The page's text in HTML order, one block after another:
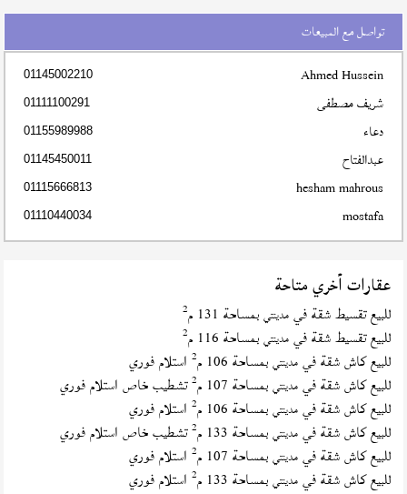
تواصل مع المبيعات
Ahmed Hussein
01145002210
شريف مصطفى 01111100291
دعاء 01155989988
عبدالفتاح 01145450011
hesham mahrous
01115666813
mostafa
01110440034
عقارات أخري متاحة
للبيع تقسيط شقة فيمدينتي بمساحة 131 م 2
للبيع تقسيط شقة فيمدينتي بمساحة 116 م 2
للبيع كاش شقة فيمدينتي بمساحة 106 م 2 استلام فوري
للبيع كاش شقة فيمدينتي بمساحة 107 م 2تشطيب خاص استلام فوري
للبيع كاش شقة فيمدينتي بمساحة 106 م 2 استلام فوري
للبيع كاش شقة فيمدينتي بمساحة 133 م 2تشطيب خاص استلام فوري
للبيع كاش شقة فيمدينتي بمساحة 107 م 2 استلام فوري
للبيع كاش شقة فيمدينتي بمساحة 133 م 2 استلام فوري